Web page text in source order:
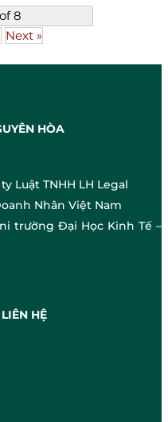
8
Next »
HÒA
Luật TNHH LH Legal
Nhân Việt Nam
trường Đại Học Kinh Tế –
HỆ